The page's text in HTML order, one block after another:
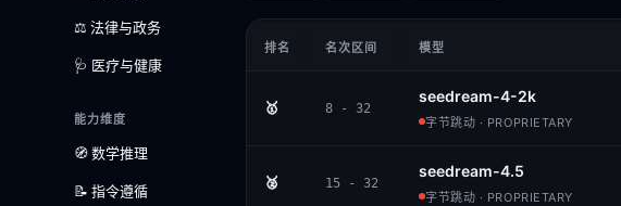
⚖️ 法律与政务
🩺 医疗与健康
能力维度
🧭 数学推理
📝 指令遵循
排名 名次区间 模型
🥇 8 - 32
seedream-4-2k
字节跳动 · PROPRIETARY
🥈 15 - 32
seedream-4.5
字节跳动 · PROPRIETARY